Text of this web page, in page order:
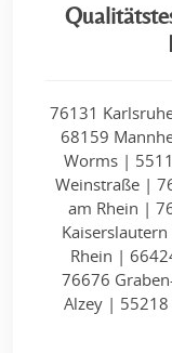
76131
68159
Worms |
Weinstraße |
am Rhein |
Rhein |
76676
Alzey | 55218